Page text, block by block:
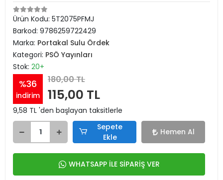
Ürün Kodu: 5T2075PFMJ
Barkod: 9786259722429
Marka: Portakal Sulu Ördek
Kategori: PSÖ Yayınları
Stok: 20+
%36
indirim
180,00 TL
115,00 TL
9,58 TL 'den başlayan taksitlerle
Sepete
Ekle
Hemen Al
WHATSAPP İLE SİPARİŞ VER